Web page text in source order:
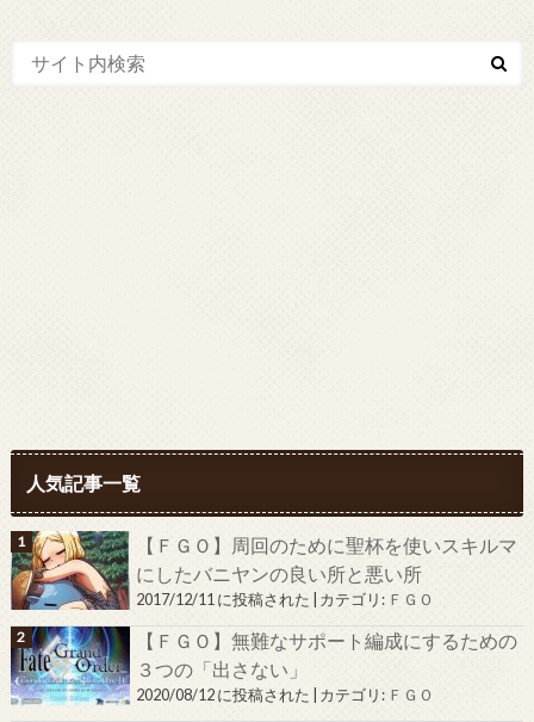
人気記事一覧
【ＦＧＯ】周回のために聖杯を使いスキルマ
にしたバニヤンの良い所と悪い所
2017/12/11 に投稿された カテゴリ: ＦＧＯ
【ＦＧＯ】無難なサポート編成にするための
３つの「出さない」
2020/08/12 に投稿された カテゴリ: ＦＧＯ